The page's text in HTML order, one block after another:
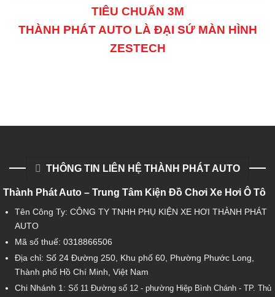
TIÊU CHUẨN 3M
THÀNH PHÁT AUTO LÀ ĐẠI SỨ MÀN HÌNH
ZESTECH
THÔNG TIN LIÊN HỆ THÀNH PHÁT AUTO
Thành Phát Auto – Trung Tâm Kiện Đồ Chơi Xe Hơi Ô Tô
Tên Công Ty: CÔNG TY TNHH PHỤ KIỆN XE HƠI THÀNH PHÁT
AUTO
Mã số thuế: 0318866506
Địa chỉ: Số 24 Đường 250, Khu phố 60, Phường Phước Long,
Thành phố Hồ Chí Minh, Việt Nam
Chi Nhánh 1: Số 11 Đường số 12 - phường Hiệp Bình Chánh - TP. Thủ